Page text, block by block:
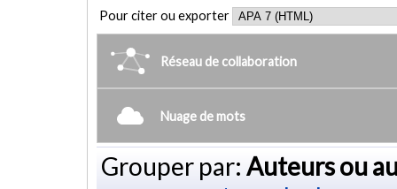
Pour citer ou exporter
Réseau de collaboration
Nuage de mots
Grouper par: Auteurs ou